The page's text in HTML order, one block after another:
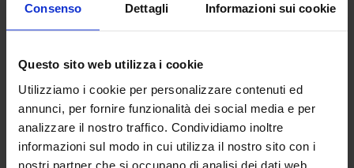
Consenso Dettagli Informazioni sui cookie
Questo sito web utilizza i cookie
Utilizziamo i cookie per personalizzare contenuti ed
annunci, per fornire funzionalità dei social media e per
analizzare il nostro traffico. Condividiamo inoltre
informazioni sul modo in cui utilizza il nostro sito con i
nostri partner che si occupano di analisi dei dati web,
Acciaio Inox
254 x 152 mm
Angolo:
16 mm
Caratteristiche: